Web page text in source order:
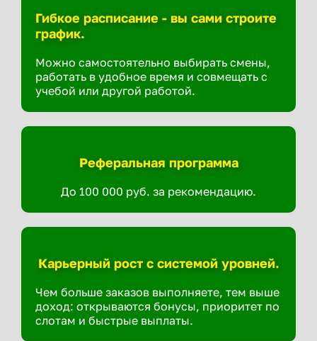
Гибкое расписание - вы сами строите
график.
Можно самостоятельно выбирать смены,
работать в удобное время и совмещать с
учебой или другой работой.
Реферальная программа
До 100 000 руб. за рекомендацию.
Карьерный рост с системой уровней.
Чем больше заказов выполняете, тем выше
доход: открываются бонусы, приоритет по
слотам и быстрые выплаты.